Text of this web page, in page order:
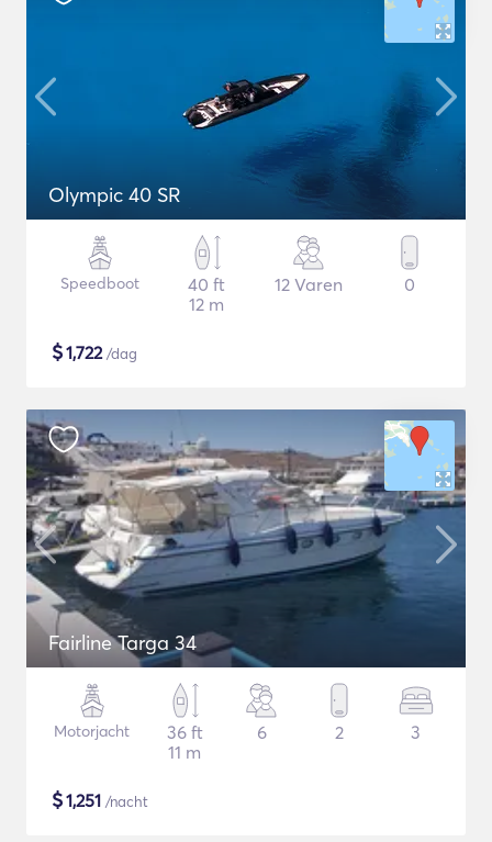
Olympic 40 SR
Speedboot
40 ft
12 m
12 Varen 0
$1,722/dag
Fairline Targa 34
Motorjacht
36 ft
11 m
6 2 3
$1,251 /nacht